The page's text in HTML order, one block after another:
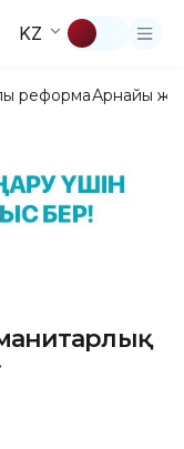
KZ
реформаАрнайы